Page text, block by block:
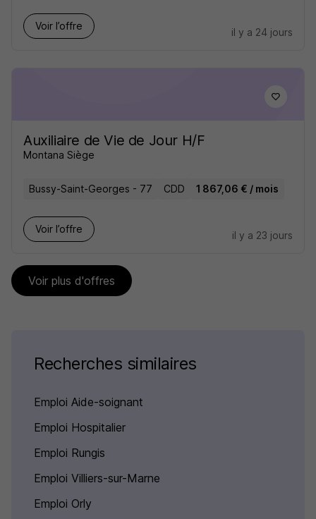
Voir l’offre
il y a 24 jours
Auxiliaire de Vie de Jour H/F
Montana Siège
Bussy-Saint-Georges - 77 CDD 1 867,06 € / mois
Voir l’offre
il y a 23 jours
Voir plus d'offres
Recherches similaires
Emploi Aide-soignant
Emploi Hospitalier
Emploi Rungis
Emploi Villiers-sur-Marne
Emploi Orly